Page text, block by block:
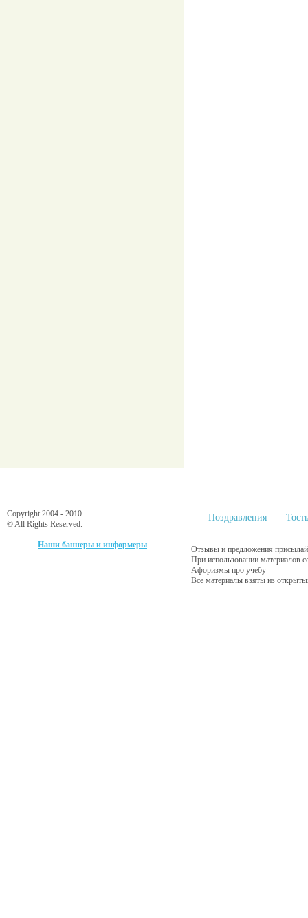
Copyright 2004 - 2010
© All Rights Reserved.
Наши баннеры и информеры
Поздравления
Отзывы и предложения
При использовании материалов
Афоризмы про учебу
Все материалы взяты из